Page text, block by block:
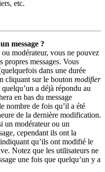
etc.
message ?
modérateur, vous ne pouvez
messages. Vous
dans une durée
cliquant sur le bouton modifier
a déjà répondu au
en bas du message
nombre de fois qu’il a été
de la dernière modification.
un modérateur ou un
cependant ils ont la
qu’ils ont modifié le
Notez que les utilisateurs ne
une fois que quelqu’un y a